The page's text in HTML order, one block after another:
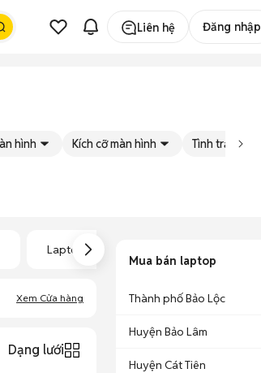
Liên hệ Đăng nhập
hình Kích cỡ màn hình Tình trạng
Laptop Gaming
Phòng
Xem Cửa hàng
Dạng lưới
Mua bán laptop
Thành phố Bảo Lộc
Huyện Bảo Lâm
Huyện Cát Tiên